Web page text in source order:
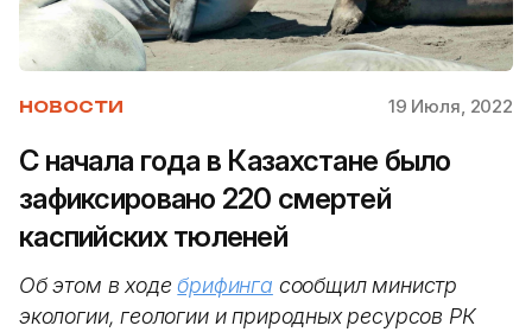
НОВОСТИ 19 Июля, 2022
С начала года в Казахстане было
зафиксировано 220 смертей
каспийских тюленей
Об этом в ходебрифинга сообщил министр
экологии, геологии и природных ресурсов РК